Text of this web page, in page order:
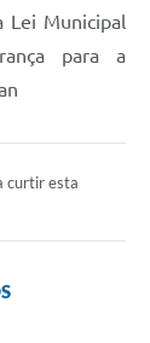
Lei Municipal
para a
curtir esta